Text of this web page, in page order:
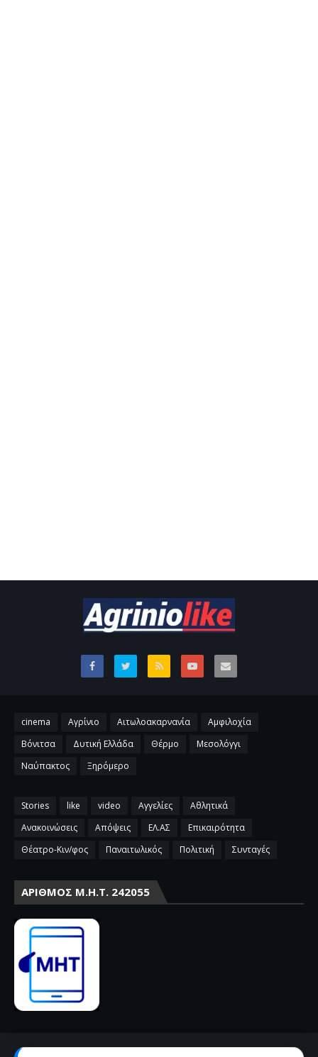
cinema Αγρίνιο Αιτωλοακαρνανία
Αμφιλοχία
Βόνιτσα
Δυτική Ελλάδα Θέρμο
Μεσολόγγι
Ναύπακτος
Ξηρόμερο
Stories like video Αγγελίες
Αθλητικά
Ανακοινώσεις
Απόψεις ΕΛ.ΑΣ
Επικαιρότητα
Θέατρο-Κιν/φος
Παναιτωλικός Πολιτική Συνταγές
ΑΡΙΘΜΌΣ Μ.Η.Τ. 242055